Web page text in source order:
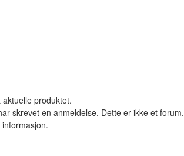
produktet.
skrevet en anmeldelse. Dette er ikke et forum.